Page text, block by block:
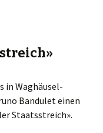
von Roland
in Waghäusel-
Bandulet einen
Staatsstreich».